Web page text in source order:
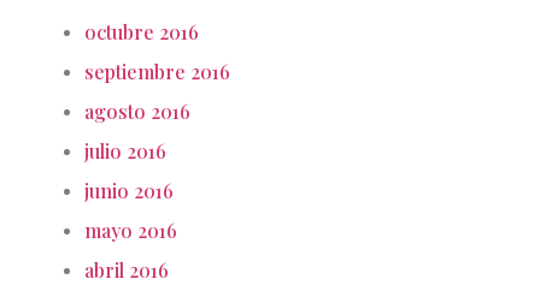
octubre 2016
septiembre 2016
agosto 2016
julio 2016
junio 2016
mayo 2016
abril 2016